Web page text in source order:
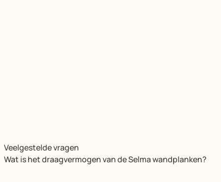
Veelgestelde vragen
Wat is het draagvermogen van de Selma wandplanken?